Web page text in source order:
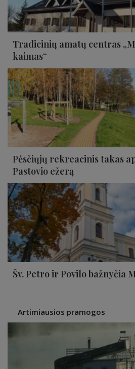
Tradicinių amatų centras
kaimas“
Pėsčiųjų rekreacinis takas
Pastovio ežerą
Šv. Petro ir Povilo bažnyčia
Artimiausios pramogos